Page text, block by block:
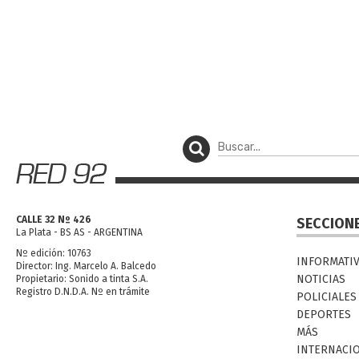
CALLE 32 Nº 426
La Plata - BS AS - ARGENTINA
Nº edición: 10763
Director: Ing. Marcelo A. Balcedo
Propietario: Sonido a tinta S.A.
Registro D.N.D.A. Nº en trámite
NOTICIAS
POLICIALES
DEPORTES
MÁS